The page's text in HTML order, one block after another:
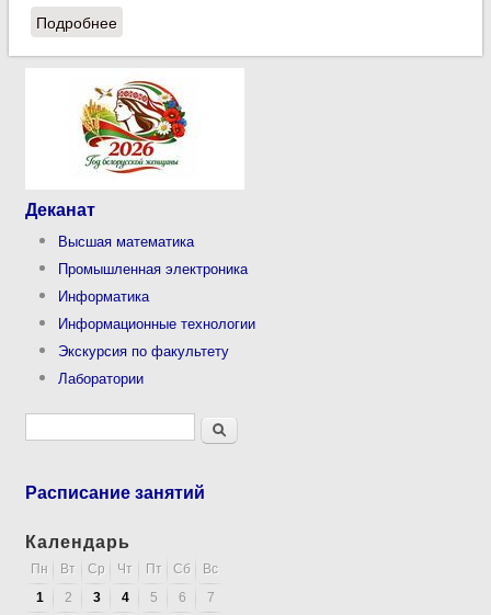
Подробнеео II аттестация в осеннем семестре будет будет
проведена в период с 22 ноября по 24 ноября
Деканат
Высшая математика
Промышленная электроника
Информатика
Информационные технологии
Экскурсия по факультету
Лаборатории
Форма поискаПоиск
Расписание занятий
Календарь
Пн Вт Ср Чт Пт Сб
Вс
1
2 3 4 5 6
7